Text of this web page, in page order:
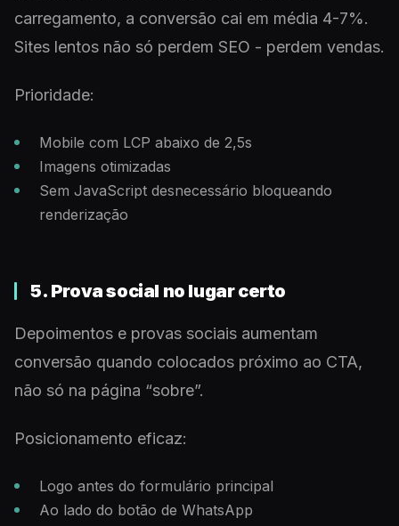
carregamento, a conversão cai em média 4-7%.
Sites lentos não só perdem SEO - perdem vendas.
Prioridade:
Mobile com LCP abaixo de 2,5s
Imagens otimizadas
Sem JavaScript desnecessário bloqueando
renderização
5. Prova social no lugar certo
Depoimentos e provas sociais aumentam
conversão quando colocados próximo ao CTA,
não só na página “sobre”.
Posicionamento eficaz:
Logo antes do formulário principal
Ao lado do botão de WhatsApp